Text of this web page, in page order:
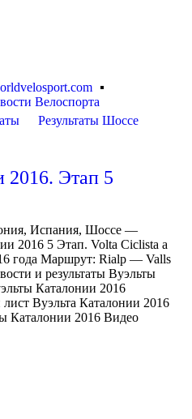
Велоспорта
Результаты Шоссе
2016. Этап 5
Испания, Шоссе —
2016 5 Этап. Volta Ciclista a
года Маршрут: Rialp — Valls
и результаты Вуэльты
Каталонии 2016
Вуэльта Каталонии 2016
Каталонии 2016 Видео